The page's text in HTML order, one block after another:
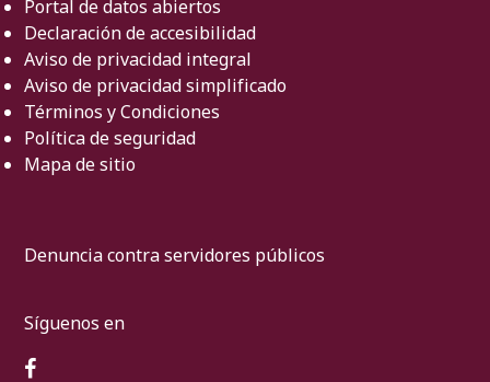
Portal de datos abiertos
Declaración de accesibilidad
Aviso de privacidad integral
Aviso de privacidad simplificado
Términos y Condiciones
Política de seguridad
Mapa de sitio
Denuncia contra servidores públicos
Síguenos en